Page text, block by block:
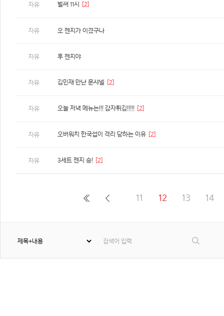
자유 벌써 11시 [2]
자유 오 젠지가 이겼구나
자유 후 젠지야
자유 김민재 만난 문샤넬 [2]
자유 오늘 저녁 메뉴는!!! 감자튀김!!!!! [2]
자유 오버워치 한국섭이 격리 당하는 이유 [2]
자유 3세트 젠지 승! [2]
11 12 13 14